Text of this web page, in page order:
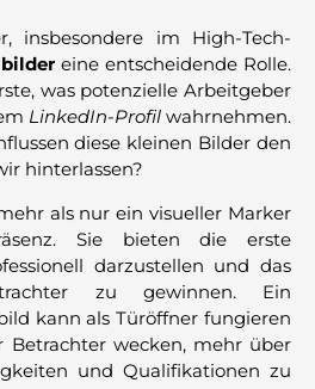
insbesondere im High-Tech-
eine entscheidende Rolle.
was potenzielle Arbeitgeber
LinkedIn-Profil wahrnehmen.
diese kleinen Bilder den
hinterlassen?
als nur ein visueller Marker
Sie bieten die erste
darzustellen und das
zu gewinnen. Ein
kann als Türöffner fungieren
Betrachter wecken, mehr über
und Qualifikationen zu